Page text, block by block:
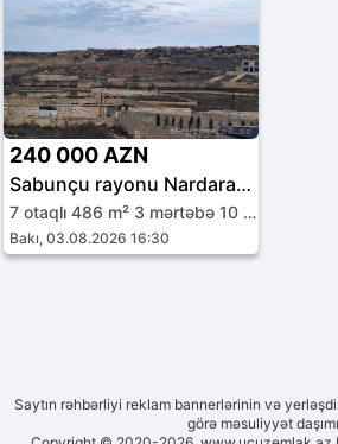
240 000 AZN
Sabunçu rayonu Nardaran qəs.
7 otaqlı 486 m² 3 mərtəbə 10 sot
Bakı, 03.08.2026 16:30
Saytın rəhbərliyi reklam bannerlərinin və
görə məsuliyyət